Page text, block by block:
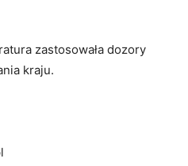
zastosowała dozory
kraju.